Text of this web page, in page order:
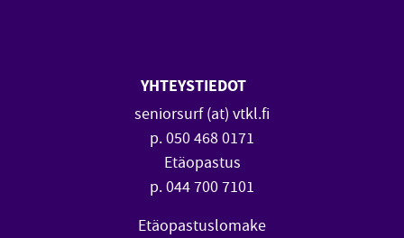
YHTEYSTIEDOT
seniorsurf (at) vtkl.fi
p. 050 468 0171
Etäopastus
p. 044 700 7101
Etäopastuslomake